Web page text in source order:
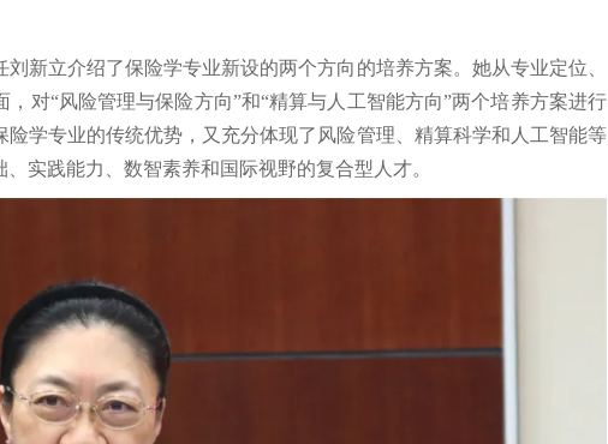
新立介绍了保险学专业新设的两个方向的培养方案。她从专业定位、
对“风险管理与保险方向”和“精算与人工智能方向”两个培养方案进行
学专业的传统优势，又充分体现了风险管理、精算科学和人工智能等
实践能力、数智素养和国际视野的复合型人才。